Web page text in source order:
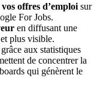
offres d’emploi sur
For Jobs.
en diffusant une
plus visible.
grâce aux statistiques
de concentrer la
qui génèrent le